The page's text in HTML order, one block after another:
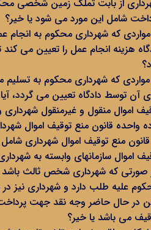
از بابت تملک زمین شخصی
شامل این مورد می‌ شود یا خیر؟
که شهرداری محکوم به
هزینه انجام عمل را تعیین می
مواردی که شهرداری محکوم به
آن توسط دادگاه تعیین می گردد،
اموال منقول و غیرمنقول شهرداری
واحده قانون منع توقیف اموال
قانون منع توقیف اموال شهرداری
اموال سازمانهای وابسته به
صورتی که شهرداری شخص ثالث باشد
علیه طلب دارد و شهرداری نیز در
در حال حاضر وجه نقد جهت پرداخت
می ‌باشد یا خیر؟